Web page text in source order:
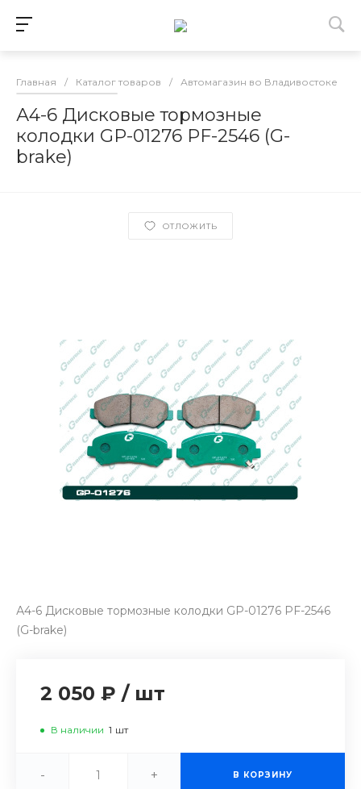
Главная / Каталог товаров / Автомагазин во Владивостоке
А4-6 Дисковые тормозные
колодки GP-01276 PF-2546 (G-
brake)
ОТЛОЖИТЬ
А4-6 Дисковые тормозные колодки GP-01276 PF-2546
(G-brake)
2 050 ₽ / шт
В наличии 1 шт
- + В КОРЗИНУ